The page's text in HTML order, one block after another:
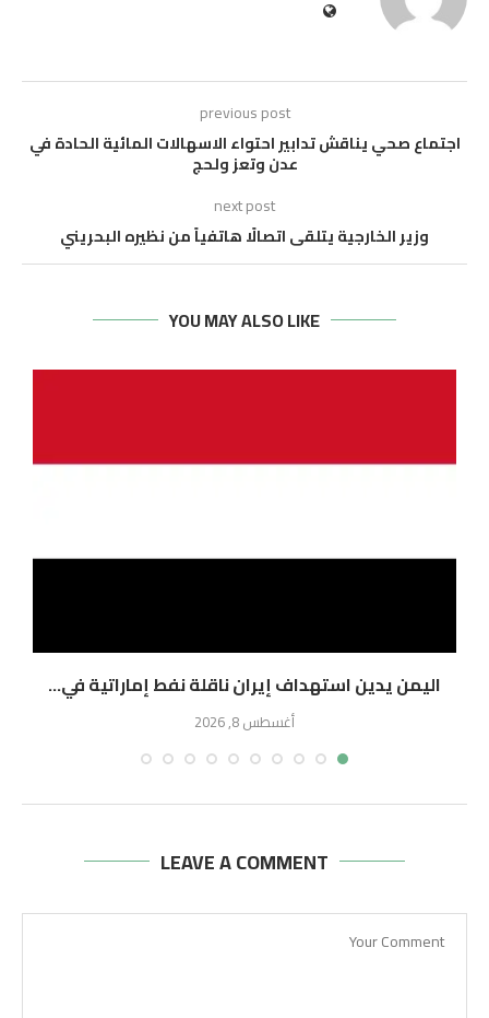
previous post
اجتماع صحي يناقش تدابير احتواء الاسهالات المائية الحادة في
عدن وتعز ولحج
next post
وزير الخارجية يتلقى اتصالًا هاتفياً من نظيره البحريني
YOU MAY ALSO LIKE
اليمن يدين استهداف إيران ناقلة نفط إماراتية في...
أغسطس 8, 2026
LEAVE A COMMENT